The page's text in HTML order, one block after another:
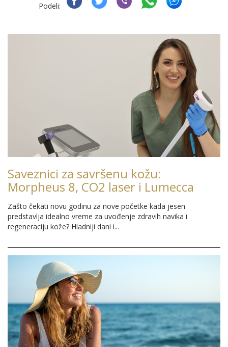
Podeli:
Saveznici za savršenu kožu:
Morpheus 8, CO2 laser i Lumecca
Zašto čekati novu godinu za nove početke kada jesen
predstavlja idealno vreme za uvođenje zdravih navika i
regeneraciju kože? Hladniji dani i...